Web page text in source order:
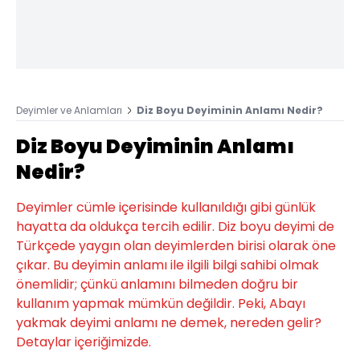
Deyimler ve Anlamları Diz Boyu Deyiminin Anlamı Nedir?
Diz Boyu Deyiminin Anlamı
Nedir?
Deyimler cümle içerisinde kullanıldığı gibi günlük
hayatta da oldukça tercih edilir. Diz boyu deyimi de
Türkçede yaygın olan deyimlerden birisi olarak öne
çıkar. Bu deyimin anlamı ile ilgili bilgi sahibi olmak
önemlidir; çünkü anlamını bilmeden doğru bir
kullanım yapmak mümkün değildir. Peki, Abayı
yakmak deyimi anlamı ne demek, nereden gelir?
Detaylar içeriğimizde.